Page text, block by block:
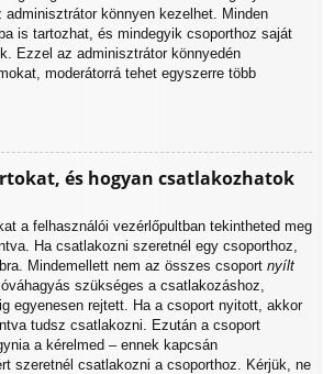
könnyen kezelhet. Minden
is tartozhat, és mindegyik csoporthoz saját
Ezzel az adminisztrátor könnyedén
moderátorrá tehet egyszerre több
és hogyan csatlakozhatok
a felhasználói vezérlőpultban tekintheted meg
Ha csatlakozni szeretnél egy csoporthoz,
Mindemellett nem az összes csoport nyílt
szükséges a csatlakozáshoz,
egyenesen rejtett. Ha a csoport nyitott, akkor
tudsz csatlakozni. Ezután a csoport
a kérelmed – ennek kapcsán
szeretnél csatlakozni a csoporthoz. Kérjük, ne